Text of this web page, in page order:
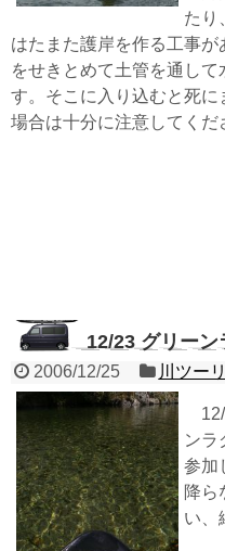
たり
はたまた護岸を作る工事が
をせきとめて土管を通し
す。そこに入り込むと死
場合は十分に注意してくだ
12/23 グリー
2006/12/25 川ツー
12/
ンラ
参加
降ら
い、